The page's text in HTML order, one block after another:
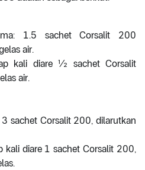
1.5 sachet Corsalit 200
air.
kali diare ½ sachet Corsalit
air.
sachet Corsalit 200, dilarutkan
kali diare 1 sachet Corsalit 200,